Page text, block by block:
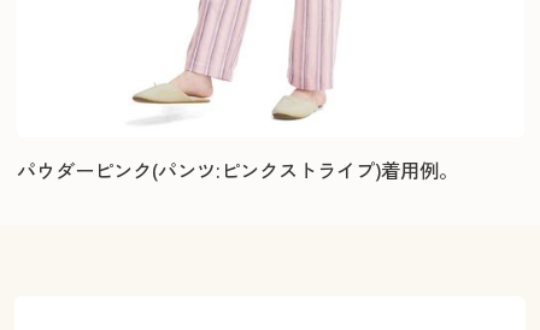
パウダーピンク(パンツ:ピンクストライプ)着用例。